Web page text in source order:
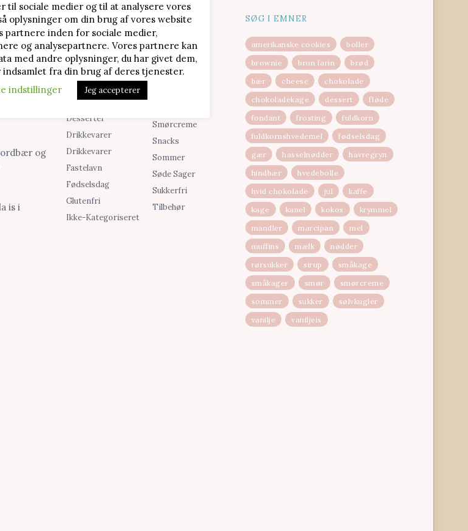
med
og
is i
SØG I KATEGORIER
Alle Opskrifter
Blog
Brød & Boller
Cookies &
Småkager
Desserter
Drikkevarer
Drikkevarer
Fastelavn
Fødselsdag
Glutenfri
Ikke-Kategoriseret
Is
Jul
Kager
Smørcreme
Snacks
Sommer
Søde Sager
Sukkerfri
Tilbehør
SØG I EMNER
amerikanske cookies
boller
brownie
brun farin
brød
bær
cheese
chokolade
chokoladekage
dessert
fløde
fondant
frosting
fuldkorn
fuldkornshvedemel
fødselsdag
gær
hasselnødder
havregryn
hindbær
hvedebolle
hvid chokolade
jul
kaffe
kage
kanel kokos
krymmel
mandler
marcipan
mel
muffins
mælk
nødder
rørsukker
sirup
småkage
småkager
smør
smørcreme
sommer
sukker
sølvkugler
vanilje
vaniljeis
til sociale medier og til at analysere vores
oplysninger om din brug af vores website
partnere inden for sociale medier,
og analysepartnere. Vores partnere kan
med andre oplysninger, du har givet dem,
indsamlet fra din brug af deres tjenester.
indstillinger
Jeg accepterer